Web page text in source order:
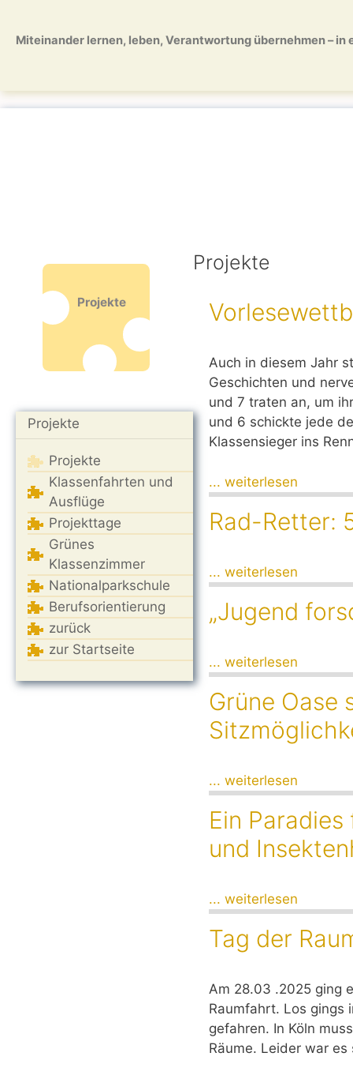
springen
springen
Miteinander lernen, leben, Verantwortung übernehmen – in
Projekte
Projekte
Projekte
Klassenfahrten und
Ausflüge
Projekttage
Grünes
Klassenzimmer
Nationalparkschule
Berufsorientierung
zurück
zur Startseite
Projekte
Auch in diesem Jahr
Geschichten und
und 7 traten an, um
und 6 schickte jede
Klassensieger ins
... weiterlesen
Rad-Retter:
... weiterlesen
„Jugend
... weiterlesen
Grüne Oase
... weiterlesen
Ein
und
... weiterlesen
Tag der
Am 28.03 .2025 ging
Raumfahrt. Los gings
gefahren. In Köln
Räume. Leider war